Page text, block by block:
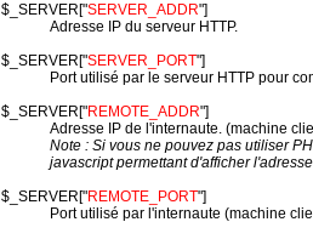
$_SERVER["SERVER_ADDR"]
Adresse IP du serveur HTTP.
$_SERVER["SERVER_PORT"]
Port utilisé par le serveur HTTP pour
$_SERVER["REMOTE_ADDR"]
Adresse IP de l'internaute. (machine
Note : Si vous ne pouvez pas utiliser
javascript permettant d'afficher
$_SERVER["REMOTE_PORT"]
Port utilisé par l'internaute (machine